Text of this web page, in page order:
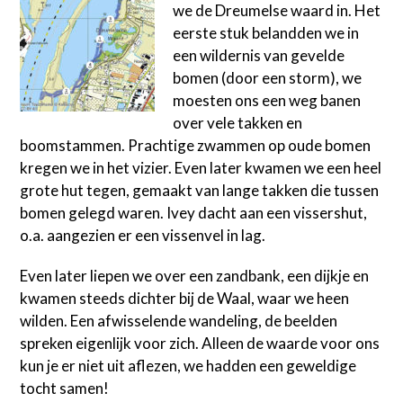
we de Dreumelse waard in. Het
eerste stuk belandden we in
een wildernis van gevelde
bomen (door een storm), we
moesten ons een weg banen
over vele takken en
boomstammen. Prachtige zwammen op oude bomen
kregen we in het vizier. Even later kwamen we een heel
grote hut tegen, gemaakt van lange takken die tussen
bomen gelegd waren. Ivey dacht aan een vissershut,
o.a. aangezien er een vissenvel in lag.
Even later liepen we over een zandbank, een dijkje en
kwamen steeds dichter bij de Waal, waar we heen
wilden. Een afwisselende wandeling, de beelden
spreken eigenlijk voor zich. Alleen de waarde voor ons
kun je er niet uit aflezen, we hadden een geweldige
tocht samen!